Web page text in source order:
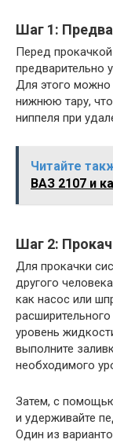
Шаг 1:
Перед
предварительно
Для этого можно
нижнюю тару,
ниппеля при
Читайте
ВАЗ 2107 и
Шаг 2:
Для прокачки
другого
как насос или
уровень
выполните
необходимого
Затем, с
и удерживайте
Один из